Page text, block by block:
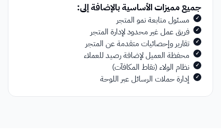
جميع مميزات الأساسية بالإضافة إلى:
مسئول متابعة نمو المتجر ✓
فريق عمل غير محدود لإدارة المتجر ✓
تقارير وإحصائيات متقدمة عن المتجر ✓
محفظة العميل لإضافة رصيد للعملاء ✓
نظام الولاء (نقاط المكافآت) ✓
إدارة حملات الرسائل عبر اللوحة ✓